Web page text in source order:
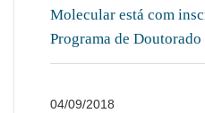
Molecular está com
Programa de
04/09/2018